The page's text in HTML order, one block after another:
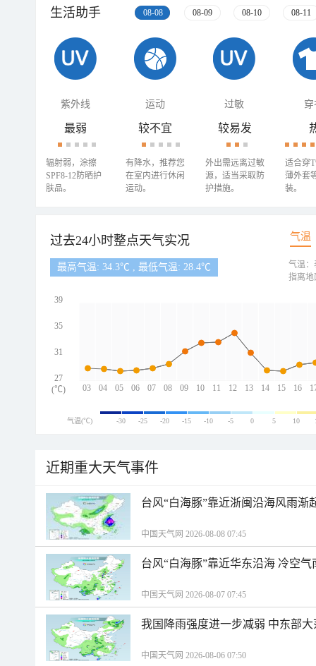
生活助手 08-08 08-09 08-10 08-11
紫外线 运动 过敏 穿
最弱
辐射弱，涂擦
SPF8-12防晒护
肤品。
较不宜
有降水，推荐您
在室内进行休闲
运动。
较易发
外出需远离过敏
源，适当采取防
护措施。
适合穿
薄外套
装。
过去24小时整点天气实况 气温
最高气温: 34.3℃ , 最低气温: 28.4℃
03 04 05 06 07 08 09 10 11 12 13 14 15 16
39
35
31
27
(℃)
气温：
指离地
气温(℃) -30 -25 -20 -15 -10 -5 0 5 10
近期重大天气事件
台风“白海豚”靠近浙闽沿海风雨渐
中国天气网 2026-08-08 07:45
台风“白海豚”靠近华东沿海 冷空
中国天气网 2026-08-07 07:45
我国降雨强度进一步减弱 中东部
中国天气网 2026-08-06 07:50